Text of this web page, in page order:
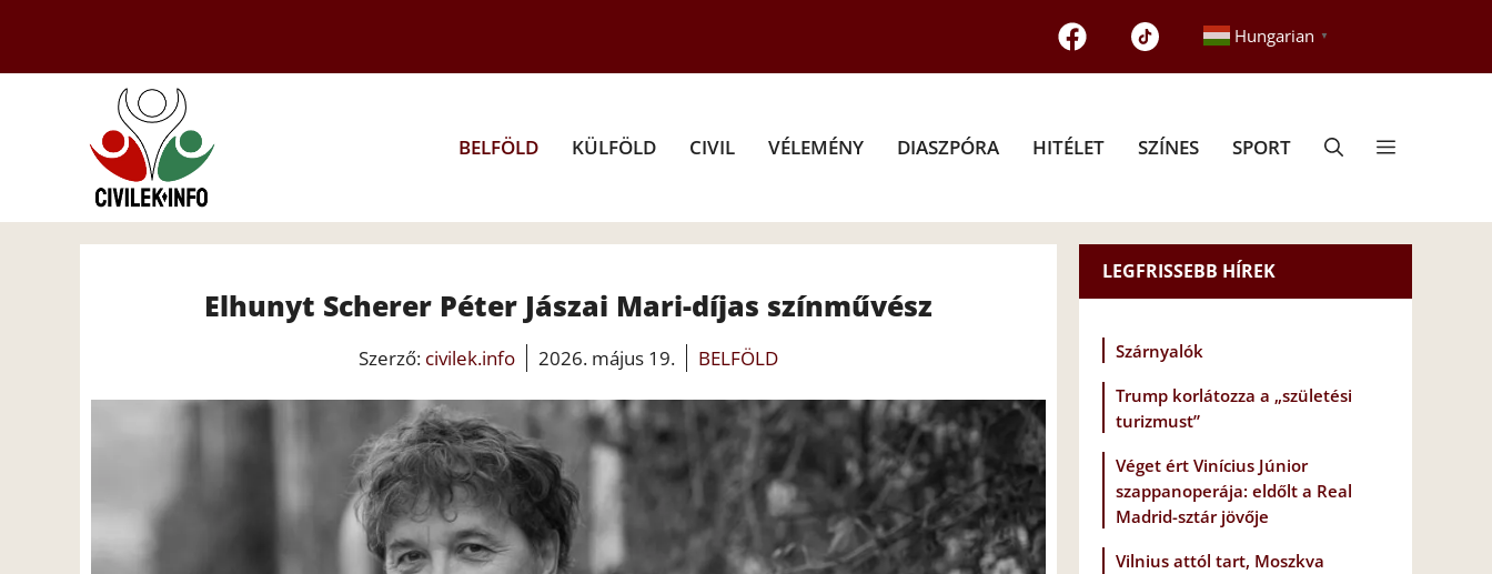
tartalomba
Hungarian ▼
BELFÖLD KÜLFÖLD CIVIL VÉLEMÉNY DIASZPÓRA HITÉLET SZÍNES SPORT
Elhunyt Scherer Péter Jászai Mari-díjas színművész
Szerző: civilek.info 2026. május 19. BELFÖLD
LEGFRISSEBB HÍREK
Szárnyalók
Trump korlátozza a „születési
turizmust”
Véget ért Vinícius Júnior
szappanoperája: eldőlt a Real
Madrid-sztár jövője
Vilnius attól tart, Moszkva